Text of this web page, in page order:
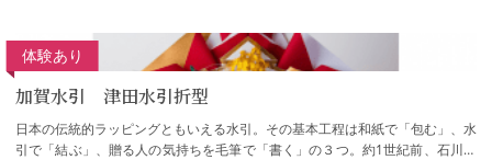
加賀水引 津田水引折型
体験あり
日本の伝統的ラッピングともいえる水引。その基本工程は和紙で「包む」、水
引で「結ぶ」、贈る人の気持ちを毛筆で「書く」の３つ。約1世紀前、石川県